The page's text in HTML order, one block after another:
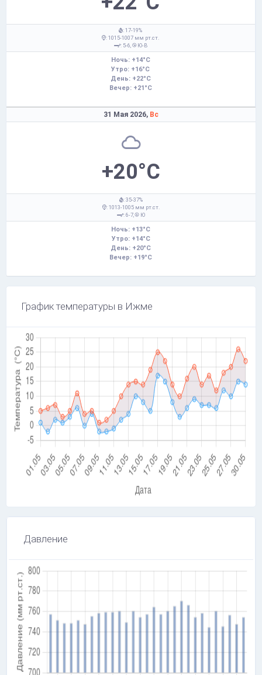
: 17-19%
: 1015-1007 мм рт.ст.
: 5-6,
Ю-В
Ночь: +14°C
Утро: +16°C
День: +22°C
Вечер: +21°C
31 Мая 2026, Вс
+20°C
: 35-37%
: 1013-1005 мм рт.ст.
: 6-7,
Ю
Ночь: +13°C
Утро: +14°C
День: +20°C
Вечер: +19°C
График температуры в Ижме
Давление